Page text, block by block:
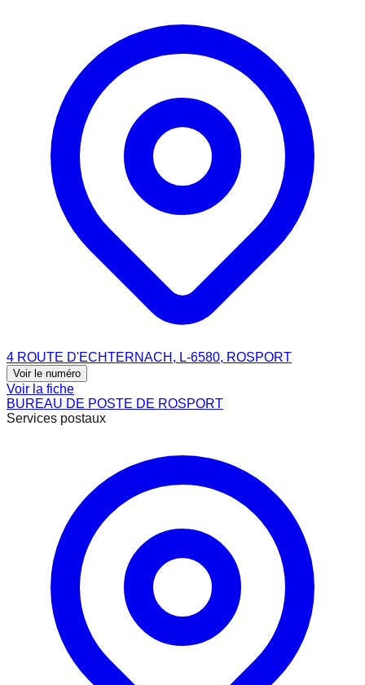
4 ROUTE D'ECHTERNACH, L-6580, ROSPORT
Voir le numéro
Voir la fiche
BUREAU DE POSTE DE ROSPORT
Services postaux